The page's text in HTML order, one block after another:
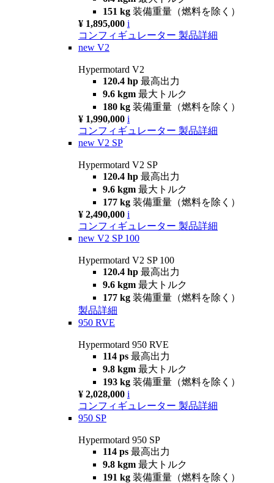
151 kg 装備重量（燃料を除く）
¥ 1,895,000 i
コンフィギュレーター 製品詳細
new V2
Hypermotard V2
120.4 hp 最高出力
9.6 kgm 最大トルク
180 kg 装備重量（燃料を除く）
¥ 1,990,000 i
コンフィギュレーター 製品詳細
new V2 SP
Hypermotard V2 SP
120.4 hp 最高出力
9.6 kgm 最大トルク
177 kg 装備重量（燃料を除く）
¥ 2,490,000 i
コンフィギュレーター 製品詳細
new V2 SP 100
Hypermotard V2 SP 100
120.4 hp 最高出力
9.6 kgm 最大トルク
177 kg 装備重量（燃料を除く）
製品詳細
950 RVE
Hypermotard 950 RVE
114 ps 最高出力
9.8 kgm 最大トルク
193 kg 装備重量（燃料を除く）
¥ 2,028,000 i
コンフィギュレーター 製品詳細
950 SP
Hypermotard 950 SP
114 ps 最高出力
9.8 kgm 最大トルク
191 kg 装備重量（燃料を除く）